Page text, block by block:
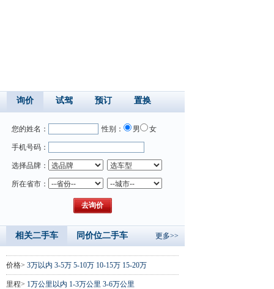
询价 试驾 预订 置换
您的姓名： 性别： 男 女
手机号码：
选择品牌：
所在省市：
相关二手车 同价位二手车 更多>>
价格> 3万以内 3-5万 5-10万 10-15万 15-20万
里程> 1万公里以内 1-3万公里 3-6万公里